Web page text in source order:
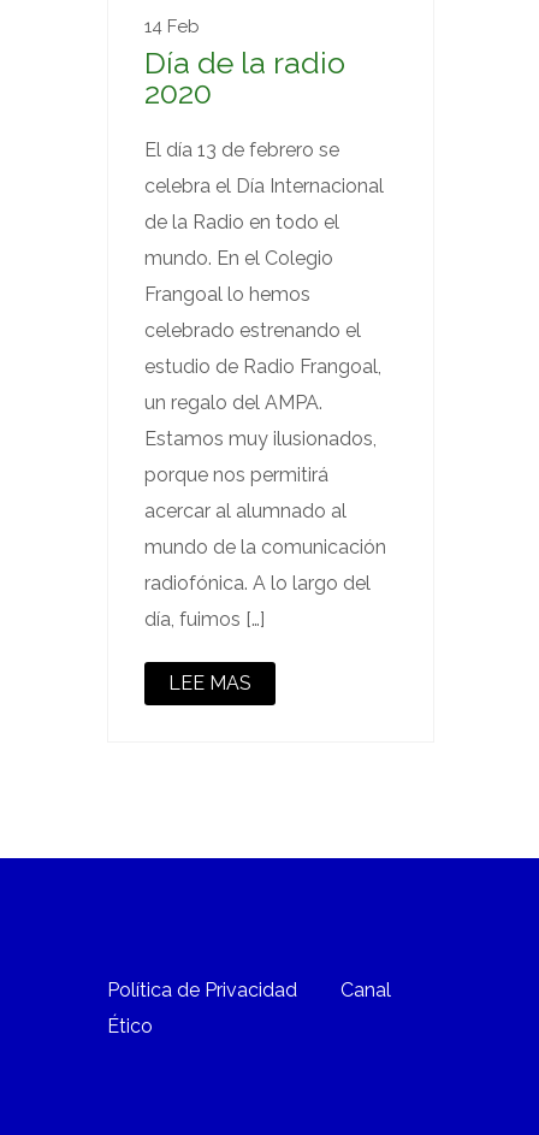
14 Feb
Día de la radio
2020
El día 13 de febrero se
celebra el Día Internacional
de la Radio en todo el
mundo. En el Colegio
Frangoal lo hemos
celebrado estrenando el
estudio de Radio Frangoal,
un regalo del AMPA.
Estamos muy ilusionados,
porque nos permitirá
acercar al alumnado al
mundo de la comunicación
radiofónica. A lo largo del
día, fuimos […]
LEE MAS
Política de Privacidad
Canal
Ético